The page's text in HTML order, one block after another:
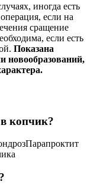
иногда есть
если на
сращение
если есть
Показана
новообразований,
копчик?